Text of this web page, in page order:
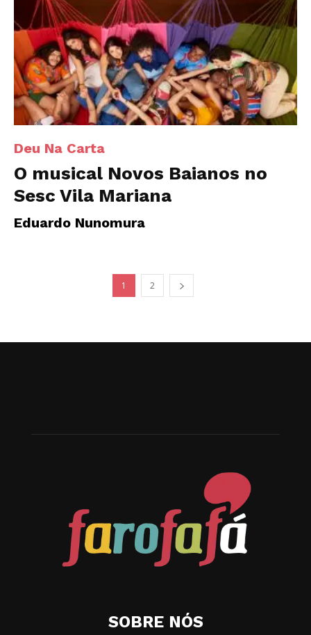
Deu Na Carta
O musical Novos Baianos no
Sesc Vila Mariana
Eduardo Nunomura
1 2
SOBRE NÓS